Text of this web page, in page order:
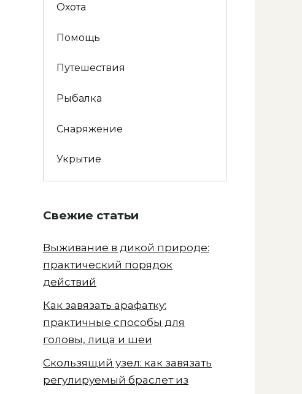
Охота
Помощь
Путешествия
Рыбалка
Снаряжение
Укрытие
Свежие статьи
Выживание в дикой природе:
практический порядок
действий
Как завязать арафатку:
практичные способы для
головы, лица и шеи
Скользящий узел: как завязать
регулируемый браслет из